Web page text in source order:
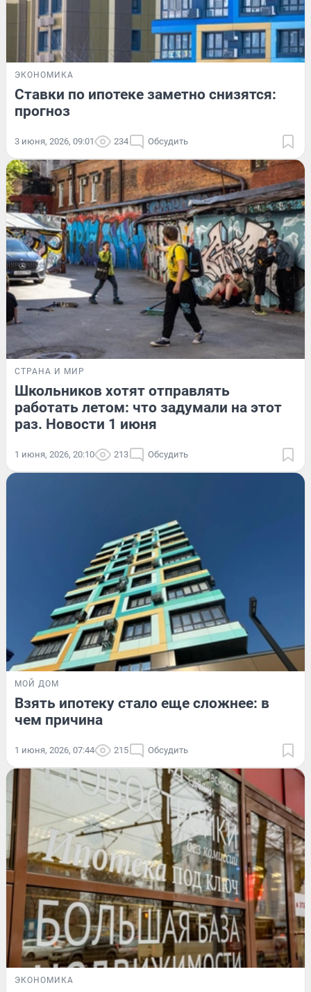
ЭКОНОМИКА
Ставки по ипотеке заметно снизятся:
прогноз
3 июня, 2026, 09:01 234 Обсудить
СТРАНА И МИР
Школьников хотят отправлять
работать летом: что задумали на этот
раз. Новости 1 июня
1 июня, 2026, 20:10 213 Обсудить
МОЙ ДОМ
Взять ипотеку стало еще сложнее: в
чем причина
1 июня, 2026, 07:44 215 Обсудить
ЭКОНОМИКА